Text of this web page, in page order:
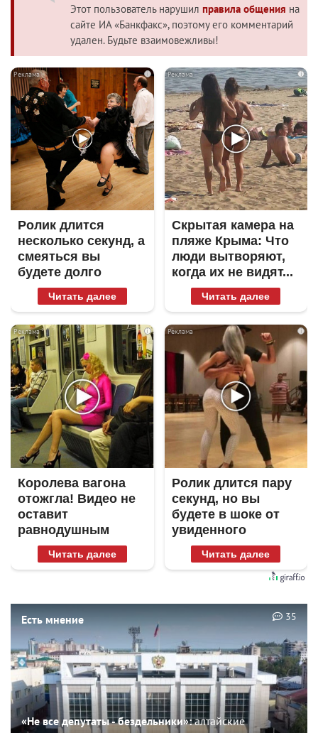
Этот пользователь нарушил правила общения на
сайте ИА «Банкфакс», поэтому его комментарий
удален. Будьте взаимовежливы!
i
Ролик длится
несколько секунд, а
смеяться вы
будете долго
Читать далее
i
Скрытая камера на
пляже Крыма: Что
люди вытворяют,
когда их не видят...
Читать далее
i
Королева вагона
отожгла! Видео не
оставит
равнодушным
Читать далее
i
Ролик длится пару
секунд, но вы
будете в шоке от
увиденного
Читать далее
Есть мнение
«Не все депутаты - бездельники»:алтайские
35